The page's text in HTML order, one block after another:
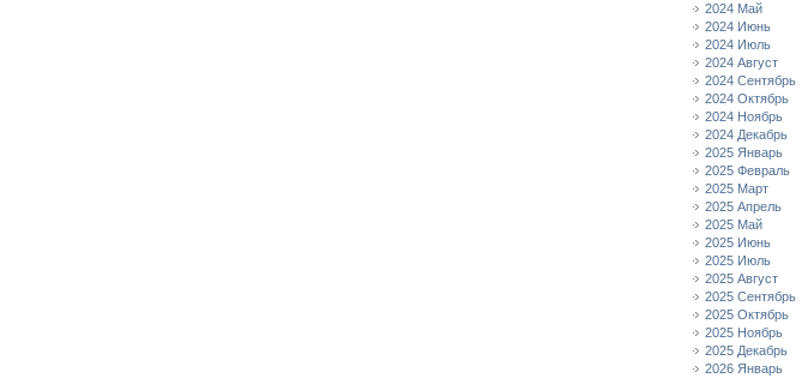
2024 Май
2024 Июнь
2024 Июль
2024 Август
2024 Сентябрь
2024 Октябрь
2024 Ноябрь
2024 Декабрь
2025 Январь
2025 Февраль
2025 Март
2025 Апрель
2025 Май
2025 Июнь
2025 Июль
2025 Август
2025 Сентябрь
2025 Октябрь
2025 Ноябрь
2025 Декабрь
2026 Январь